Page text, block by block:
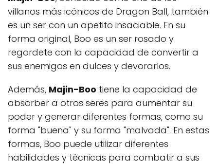
villanos más icónicos de Dragon Ball, también
es un ser con un apetito insaciable. En su
forma original, Boo es un ser rosado y
regordete con la capacidad de convertir a
sus enemigos en dulces y devorarlos.
Además, Majin-Boo tiene la capacidad de
absorber a otros seres para aumentar su
poder y generar diferentes formas, como su
forma "buena" y su forma "malvada". En estas
formas, Boo puede utilizar diferentes
habilidades y técnicas para combatir a sus